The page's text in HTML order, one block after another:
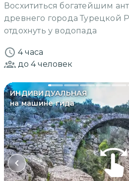
Восхититься богатейшим
древнего города Турецкой
отдохнуть у водопада
4 часа
до 4человек
ИНДИВИДУАЛЬНАЯ
на машине гида